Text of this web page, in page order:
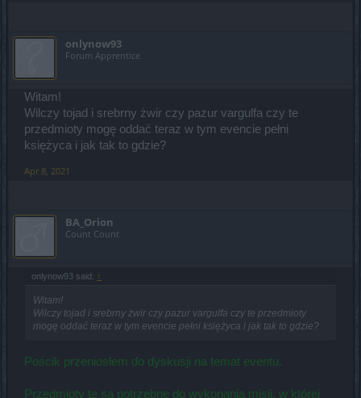
onlynow93
Forum Apprentice
Witam!
Wilczy tojad i srebrny żwir czy pazur vargulfa czy te
przedmioty mogę oddać teraz w tym evencie pełni
księżyca i jak tak to gdzie?
Apr 8, 2021
BA_Orion
Count Count
onlynow93 said: ↑
Witam!
Wilczy tojad i srebrny żwir czy pazur vargulfa czy te przedmioty
mogę oddać teraz w tym evencie pełni księżyca i jak tak to gdzie?
Pościk przeniosłem do dyskusji na temat eventu.
Przedmioty te są potrzebne do wykonania misji, w której